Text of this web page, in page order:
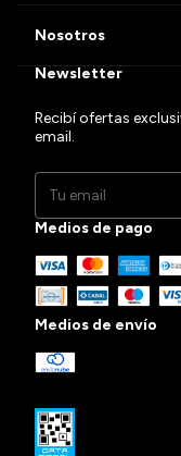
Nosotros
Newsletter
Recibí ofertas
email.
Medios de pago
Medios de envío